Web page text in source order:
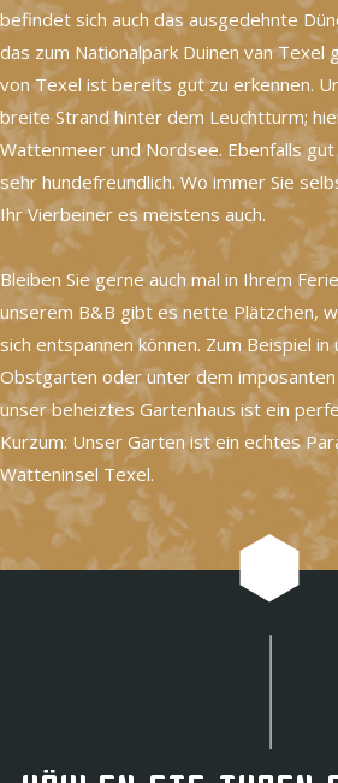
befindet sich auch das ausgedehnte
das zum Nationalpark Duinen van Texel
von Texel ist bereits gut zu erkennen.
breite Strand hinter dem Leuchtturm;
Wattenmeer und Nordsee. Ebenfalls
sehr hundefreundlich. Wo immer Sie
Ihr Vierbeiner es meistens auch.
Bleiben Sie gerne auch mal in Ihrem
unserem B&B gibt es nette Plätzchen,
sich entspannen können. Zum Beispiel
Obstgarten oder unter dem imposanten
unser beheiztes Gartenhaus ist ein
Kurzum: Unser Garten ist ein echtes
Watteninsel Texel.